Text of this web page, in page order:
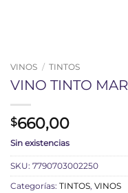
VINOS / TINTOS
VINO TINTO
$660,00
Sin existencias
SKU: 7790703002250
Categorías: TINTOS, VINOS